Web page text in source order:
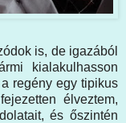
is, de igazából
kialakulhasson
regény egy tipikus
élveztem,
és őszintén